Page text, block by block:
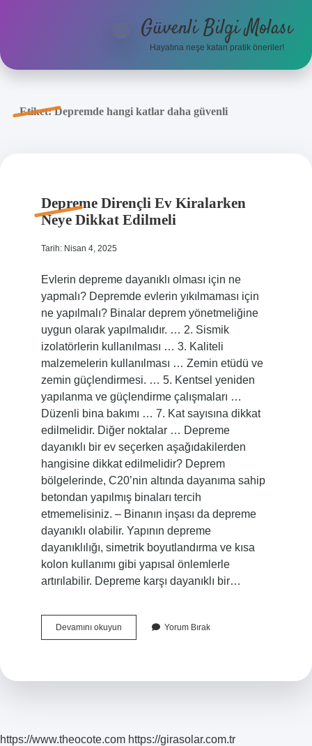
Anasayfa
menüyüGüvenli Bilgi Molası
Hayatına neşe katan pratik öneriler!
Etiket:Depremde hangi katlar daha güvenli
Depreme Dirençli Ev Kiralarken
Neye Dikkat Edilmeli
Tarih: Nisan 4, 2025
Evlerin depreme dayanıklı olması için ne
yapmalı? Depremde evlerin yıkılmaması için
ne yapılmalı? Binalar deprem yönetmeliğine
uygun olarak yapılmalıdır. … 2. Sismik
izolatörlerin kullanılması … 3. Kaliteli
malzemelerin kullanılması … Zemin etüdü ve
zemin güçlendirmesi. … 5. Kentsel yeniden
yapılanma ve güçlendirme çalışmaları …
Düzenli bina bakımı … 7. Kat sayısına dikkat
edilmelidir. Diğer noktalar … Depreme
dayanıklı bir ev seçerken aşağıdakilerden
hangisine dikkat edilmelidir? Deprem
bölgelerinde, C20’nin altında dayanıma sahip
betondan yapılmış binaları tercih
etmemelisiniz. – Binanın inşası da depreme
dayanıklı olabilir. Yapının depreme
dayanıklılığı, simetrik boyutlandırma ve kısa
kolon kullanımı gibi yapısal önlemlerle
artırılabilir. Depreme karşı dayanıklı bir…
Devamını okuyunDepreme
Dirençli
Yorum Bırak
https://www.theocote.com https://girasolar.com.tr